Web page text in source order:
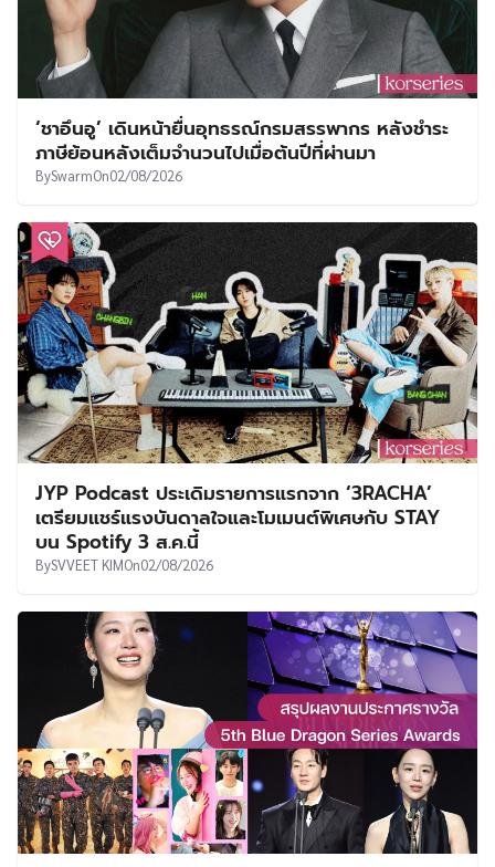
‘ชาอึนอู’ เดินหน้ายื่นอุทธรณ์กรมสรรพากร หลังชำระ
ภาษีย้อนหลังเต็มจำนวนไปเมื่อต้นปีที่ผ่านมา
BySwarmOn02/08/2026
JYP Podcast ประเดิมรายการแรกจาก ‘3RACHA’
เตรียมแชร์แรงบันดาลใจและโมเมนต์พิเศษกับ STAY
บน Spotify 3 ส.ค.นี้
BySVVEET KIMOn02/08/2026